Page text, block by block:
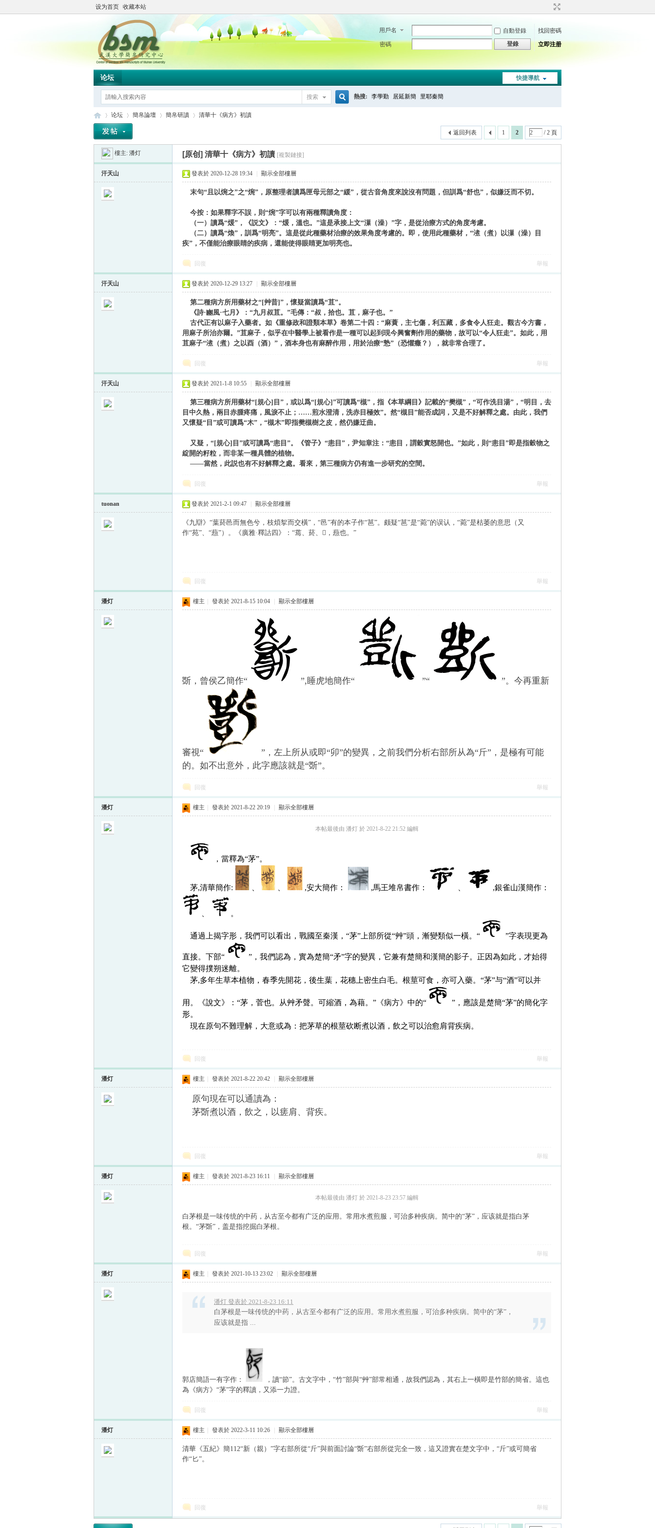
设为首页 收藏本站
用戶名 自動登錄
找回密碼
密碼
登錄 立即注册
快捷導航
论坛
搜索 熱搜: 李學勤 居延新簡 里耶秦簡
»
论坛
›
簡帛論壇 簡帛研讀
›
清華十《病方》初讀
1 2 / 2 頁
返回列表
樓主: 潘灯 [原创] 清華十《病方》初讀 [複製鏈接]
汗天山 發表於 2020-12-28 19:34 顯示全部樓層
末句“且以焥之”之“焥”，原整理者讀爲匣母元部之“緩”，從古音角度來說沒有問題，但訓爲“舒也”，似嫌泛而不切。
今按：如果釋字不誤，則“焥”字可以有兩種釋讀角度：
（一）讀爲“煖”，《説文》：“煖，溫也。”這是承接上文“漅（澡）”字，是從治療方式的角度考慮。
（二）讀爲“煥”，訓爲“明亮”。這是從此種藥材治療的效果角度考慮的。即，使用此種藥材，“㵭（煮）以漅（澡）目
疾”，不僅能治療眼睛的疾病，還能使得眼睛更加明亮也。
回復 舉報
汗天山 發表於 2020-12-29 13:27 顯示全部樓層
第二種病方所用藥材之“[艸昔]”，懷疑當讀爲“苴”。
《詩·豳風·七月》：“九月叔苴。”毛傳：“叔，拾也。苴，麻子也。”
古代正有以麻子入藥者。如《重修政和證類本草》卷第二十四：“麻蕡，主七傷，利五藏，多食令人狂走。觀古今方書，
用麻子所治亦爾。”苴麻子，似乎在中醫學上被看作是一種可以起到現今興奮劑作用的藥物，故可以“令人狂走”。如此，用
苴麻子“㵭（煮）之以酉（酒）”，酒本身也有麻醉作用，用於治療“慹”（恐懼癥？），就非常合理了。
回復 舉報
汗天山 發表於 2021-1-8 10:55 顯示全部樓層
第三種病方所用藥材“[規心]目”，或以爲“[規心]”可讀爲“槻”，指《本草綱目》記載的“樊槻”，“可作洗目湯”，“明目，去
目中久熱，兩目赤腫疼痛，風淚不止；……煎水澄清，洗赤目極效”。然“槻目”能否成詞，又是不好解釋之處。由此，我們
又懷疑“目”或可讀爲“木”，“槻木”即指樊槻樹之皮，然仍嫌迂曲。
又疑，“[規心]目”或可讀爲“恚目”。《管子》“恚目”，尹知章注：“恚目，謂穀實怒開也。”如此，則“恚目”即是指穀物之
綻開的籽粒，而非某一種具體的植物。
——當然，此説也有不好解釋之處。看來，第三種病方仍有進一步研究的空間。
回復 舉報
tuonan 發表於 2021-2-1 09:47 顯示全部樓層
《九辯》“葉菸邑而無色兮，枝煩挐而交橫”，“邑”有的本子作“䓃”。颇疑“䓃”是“菀”的误认，“菀”是枯萎的意思（又
作“苑”、“葾”）。《廣雅·釋詁四》：“蔫、菸、𣨙，葾也。”
回復 舉報
潘灯 樓主 發表於 2021-8-15 10:04 顯示全部樓層
斲，曾侯乙簡作“ ”,睡虎地簡作“ ”“ ”。今再重新
審視“
”，左上所从或即“卯”的變異，之前我們分析右部所从為“斤”，是極有可能
的。如不出意外，此字應該就是“斲”。
回復 舉報
潘灯 樓主 發表於 2021-8-22 20:19 顯示全部樓層
本帖最後由 潘灯 於 2021-8-22 21:52 編輯
，當釋為“茅”。
茅,清華簡作: ,安大簡作： ,馬王堆帛書作： ,銀雀山漢簡作：
。
通過上揭字形，我們可以看出，戰國至秦漢， “茅”上部所從“艸”頭，漸變類似一橫。“ ”字表現更為
直接。下部“ ” ，我們認為，實為楚簡“矛”字的變異，它兼有楚簡和漢簡的影子。正因為如此，才始得
它變得撲朔迷離。
茅,多年生草本植物，春季先開花，後生葉，花穗上密生白毛。根莖可食，亦可入藥。 “茅”与“酒”可以并
用。《說文》：“茅， 菅也。从艸矛聲。 可縮酒，為藉。 ”《病方》中的“
”，應該是楚簡“茅”的簡化字
形。
現在原句不難理解，大意或為：把茅草的根莖砍断煮以酒，飲之可以治愈肩背疾病。
回復 舉報
潘灯 樓主 發表於 2021-8-22 20:42 顯示全部樓層
原句現在可以通讀為：
茅斲煮以酒，飲之，以瘥肩、背疾。
回復 舉報
潘灯 樓主 發表於 2021-8-23 16:11 顯示全部樓層
本帖最後由 潘灯 於 2021-8-23 23:57 編輯
白茅根是一味传统的中药，从古至今都有广泛的应用。常用水煮煎服，可治多种疾病。简中的“茅”，应该就是指白茅
根。“茅斲”，盖是指挖掘白茅根。
回復 舉報
潘灯 樓主 發表於 2021-10-13 23:02 顯示全部樓層
潘灯 發表於 2021-8-23 16:11
白茅根是一味传统的中药，从古至今都有广泛的应用。常用水煮煎服，可治多种疾病。简中的“茅”，
应该就是指 ...
郭店簡語一有字作：
，讀“節”。古文字中，“竹”部與“艸”部常相通，故我們認為，其右上一橫即是竹部的簡省。這也
為《病方》“茅”字的釋讀，又添一力證。
回復 舉報
潘灯 樓主 發表於 2022-3-11 10:26 顯示全部樓層
清華《五紀》簡112“新（親）”字右部所從“斤”與前面討論“斲”右部所從完全一致，這又證實在楚文字中，“斤”或可簡省
作“匕”。
回復 舉報